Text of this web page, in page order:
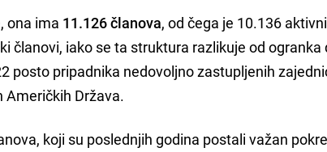
ona ima 11.126 članova, od čega je 10.136
članovi, iako se ta struktura razlikuje od ogranka
posto pripadnika nedovoljno zastupljenih
Američkih Država.
koji su poslednjih godina postali važan